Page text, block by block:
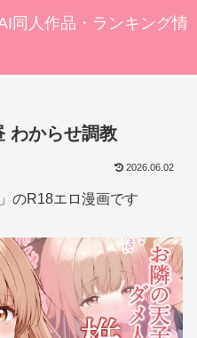
同人作品・ランキング情
わからせ調教
2026.06.02
のR18エロ漫画です